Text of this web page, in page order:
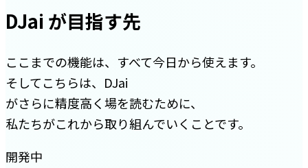
DJai が目指す先
ここまでの機能は、すべて今日から使えます。
そしてこちらは、DJai
がさらに精度高く場を読むために、
私たちがこれから取り組んでいくことです。
開発中